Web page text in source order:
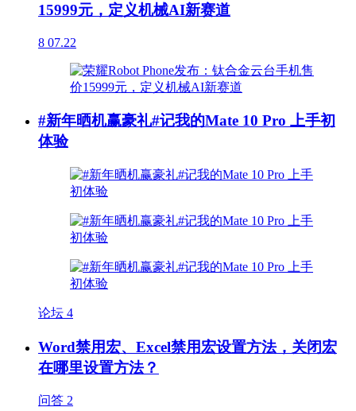
15999元，定义机械AI新赛道
8 07.22
#新年晒机赢豪礼#记我的Mate 10 Pro 上手初
体验
论坛 4
Word禁用宏、Excel禁用宏设置方法，关闭宏
在哪里设置方法？
问答 2